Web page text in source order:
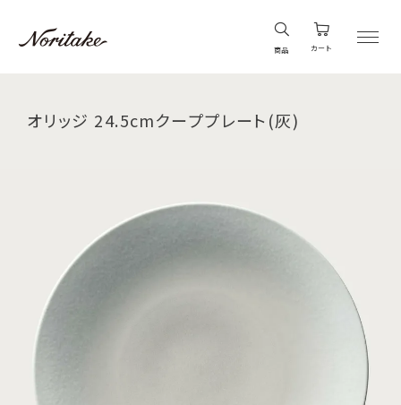
商品 カート
オリッジ 24.5cmクーププレート(灰)